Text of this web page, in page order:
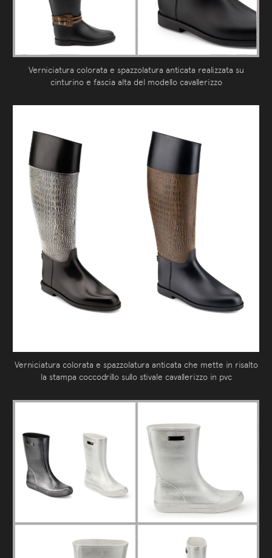
Verniciatura colorata e spazzolatura anticata realizzata su
cinturino e fascia alta del modello cavallerizzo
Verniciatura colorata e spazzolatura anticata che mette in risalto
la stampa coccodrillo sullo stivale cavallerizzo in pvc